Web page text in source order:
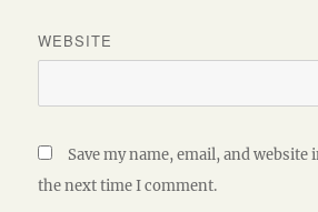
WEBSITE
Save my name, email, and
the next time I comment.